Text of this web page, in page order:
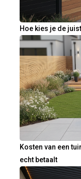
Hoe kies je de
Kosten van een
echt betaalt